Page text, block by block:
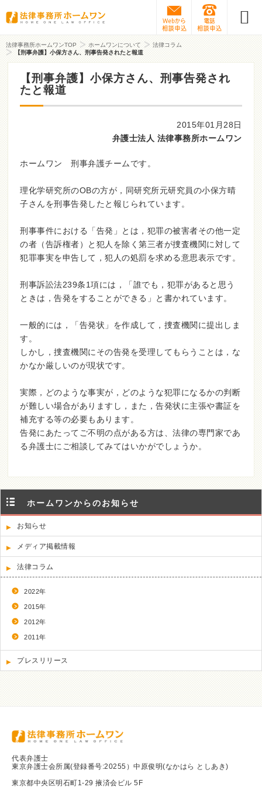
Webから相談予約
法律事務所ホームワンTOP ホームワンについて
法律コラム
【刑事弁護】小保方さん、刑事告発されたと報道
【刑事弁護】小保方さん、刑事告発され
たと報道
2015年01月28日
弁護士法人 法律事務所ホームワン
ホームワン 刑事弁護チームです。
理化学研究所のOBの方が，同研究所元研究員の小保方晴
子さんを刑事告発したと報じられています。
刑事事件における「告発」とは，犯罪の被害者その他一定
の者（告訴権者）と犯人を除く第三者が捜査機関に対して
犯罪事実を申告して，犯人の処罰を求める意思表示です。
刑事訴訟法239条1項には，「誰でも，犯罪があると思う
ときは，告発をすることができる」と書かれています。
一般的には，「告発状」を作成して，捜査機関に提出しま
す。
しかし，捜査機関にその告発を受理してもらうことは，な
かなか厳しいのが現状です。
実際，どのような事実が，どのような犯罪になるかの判断
が難しい場合がありますし，また，告発状に主張や書証を
補充する等の必要もあります。
告発にあたってご不明の点がある方は、法律の専門家であ
る弁護士にご相談してみてはいかがでしょうか。
ホームワンからのお知らせ
お知らせ
メディア掲載情報
法律コラム
2022年
2015年
2012年
2011年
プレスリリース
代表弁護士
東京弁護士会所属(登録番号:20255）中原俊明(なかはら としあき)
東京都中央区明石町1-29 掖済会ビル 5F